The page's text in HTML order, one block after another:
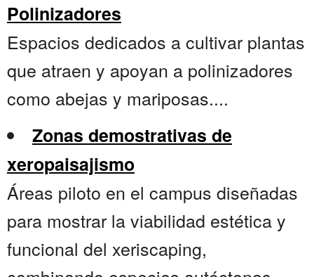
Polinizadores
Espacios dedicados a cultivar plantas
que atraen y apoyan a polinizadores
como abejas y mariposas....
Zonas demostrativas de
xeropaisajismo
Áreas piloto en el campus diseñadas
para mostrar la viabilidad estética y
funcional del xeriscaping,